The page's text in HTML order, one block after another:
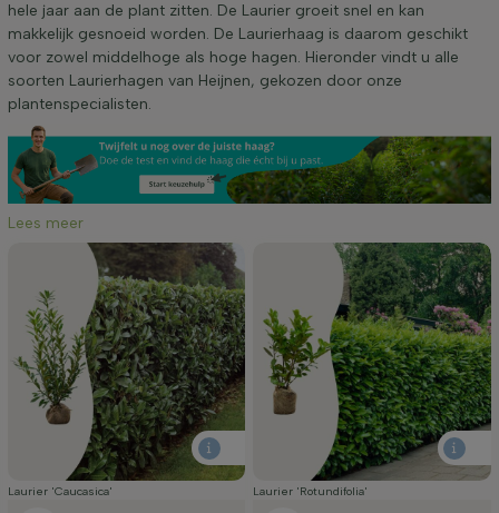
hele jaar aan de plant zitten. De Laurier groeit snel en kan
makkelijk gesnoeid worden. De Laurierhaag is daarom geschikt
voor zowel middelhoge als hoge hagen. Hieronder vindt u alle
soorten Laurierhagen van Heijnen, gekozen door onze
plantenspecialisten.
Lees meer
Laurier 'Caucasica' Laurier 'Rotundifolia'